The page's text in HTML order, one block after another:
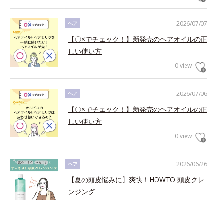
2026/07/07
ヘア
【〇×でチェック！】新発売のヘアオイルの正
しい使い方
0 view
2026/07/06
ヘア
【〇×でチェック！】新発売のヘアオイルの正
しい使い方
0 view
2026/06/26
ヘア
【夏の頭皮悩みに】爽快！HOWTO 頭皮クレ
ンジング